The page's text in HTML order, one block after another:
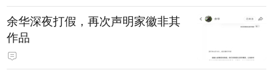
余华深夜打假，再次声明家徽非其
作品